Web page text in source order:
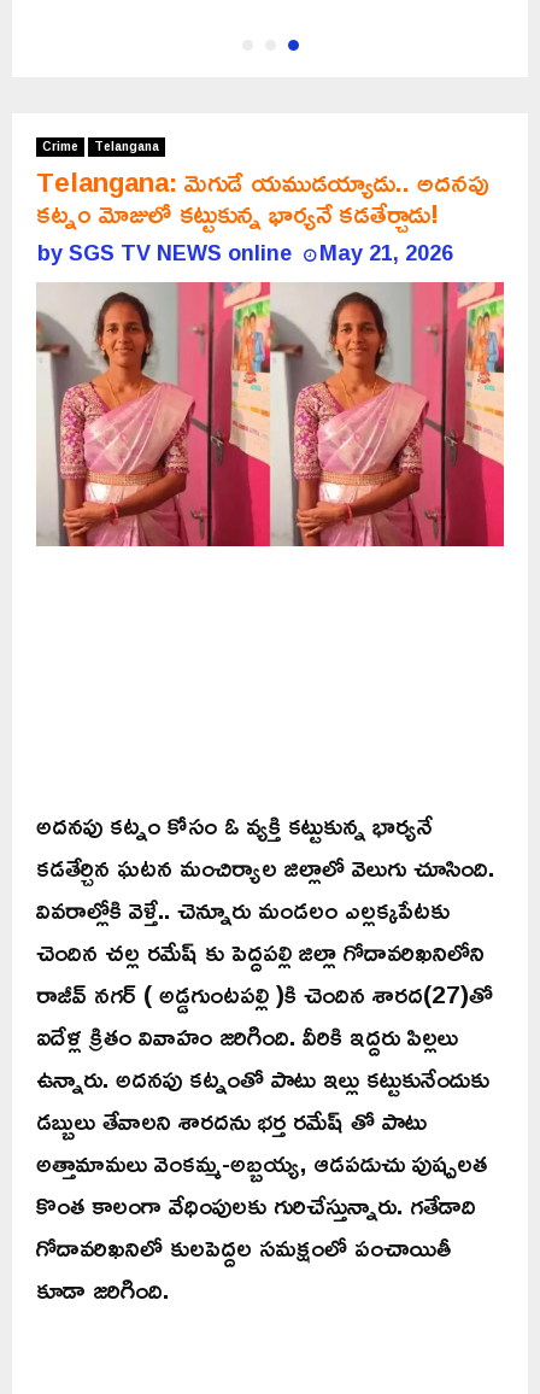
Crime Telangana
Telangana: మెగుడే యముడయ్యాడు.. అదనపు
కట్నం మోజులో కట్టుకున్న భార్యనే కడతేర్చాడు!
bySGS TV NEWS online May 21, 2026
అదనపు కట్నం కోసం ఓ వ్యక్తి కట్టుకున్న భార్యనే
కడతేర్చిన ఘటన మంచిర్యాల జిల్లాలో వెలుగు చూసింది.
వివరాల్లోకి వెళ్తే.. చెన్నూరు మండలం ఎల్లక్కపేటకు
చెందిన చల్ల రమేష్ కు పెద్దపల్లి జిల్లా గోదావరిఖనిలోని
రాజీవ్ నగర్ ( అడ్డగుంటపల్లి )కి చెందిన శారద(27)తో
ఐదేళ్ల క్రితం వివాహం జరిగింది. వీరికి ఇద్దరు పిల్లలు
ఉన్నారు. అదనపు కట్నంతో పాటు ఇల్లు కట్టుకునేందుకు
డబ్బులు తేవాలని శారదను భర్త రమేష్ తో పాటు
అత్తామామలు వెంకమ్మ-అబ్బయ్య, ఆడపడుచు పుష్పలత
కొంత కాలంగా వేధింపులకు గురిచేస్తున్నారు. గతేడాది
గోదావరిఖనిలో కులపెద్దల సమక్షంలో పంచాయితీ
కూడా జరిగింది.